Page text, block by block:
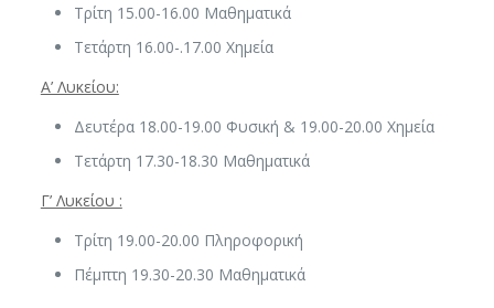
Τρίτη 15.00-16.00 Μαθηματικά
Τετάρτη 16.00-.17.00 Χημεία
Α’ Λυκείου:
Δευτέρα 18.00-19.00 Φυσική & 19.00-20.00 Χημεία
Τετάρτη 17.30-18.30 Μαθηματικά
Γ’ Λυκείου :
Τρίτη 19.00-20.00 Πληροφορική
Πέμπτη 19.30-20.30 Μαθηματικά